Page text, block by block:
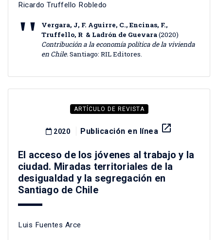
Ricardo Truffello Robledo
Vergara, J, F. Aguirre, C., Encinas, F.,
Truffello, R & Ladrón de Guevara(2020)
Contribución a la economía política de la vivienda
en Chile.Santiago: RIL Editores.
ARTÍCULO DE REVISTA
2020 Publicación en línea launch
El acceso de los jóvenes al trabajo y la
ciudad. Miradas territoriales de la
desigualdad y la segregación en
Santiago de Chile
Luis Fuentes Arce